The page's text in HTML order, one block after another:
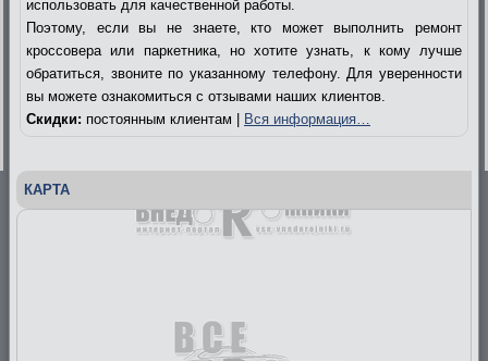
использовать для качественной работы.
Поэтому, если вы не знаете, кто может выполнить ремонт
кроссовера или паркетника, но хотите узнать, к кому лучше
обратиться, звоните по указанному телефону. Для уверенности
вы можете ознакомиться с отзывами наших клиентов.
Скидки: постоянным клиентам | Вся информация…
КАРТА